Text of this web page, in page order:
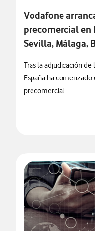
Vodafone
precomercial en
Sevilla, Málaga,
Tras la adjudicación de
España ha
precomercial